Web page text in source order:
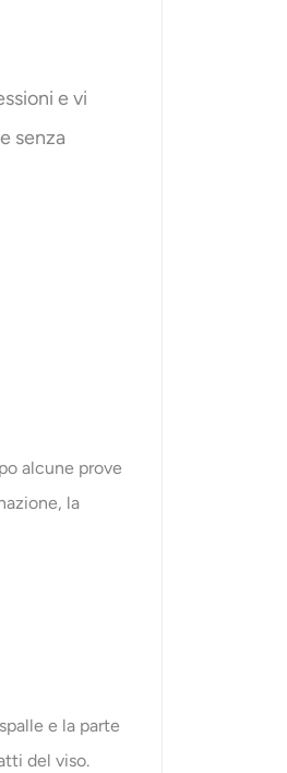
e vi
senza
alcune prove
la
e la parte
del viso.